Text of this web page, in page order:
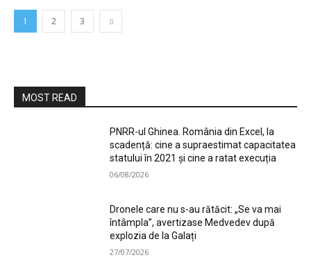
1 2 3
MOST READ
PNRR-ul Ghinea. România din Excel, la
scadență: cine a supraestimat capacitatea
statului în 2021 și cine a ratat execuția
06/08/2026
Dronele care nu s-au rătăcit: „Se va mai
întâmpla”, avertizase Medvedev după
explozia de la Galați
27/07/2026